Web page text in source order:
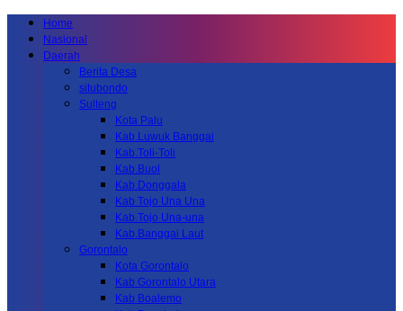
Home
Nasional
Daerah
Berita Desa
situbondo
Sulteng
Kota Palu
Kab.Luwuk Banggai
Kab.Toli-Toli
Kab.Buol
Kab.Donggala
Kab Tojo Una Una
Kab.Tojo Una-una
Kab.Banggai Laut
Gorontalo
Kota Gorontalo
Kab Gorontalo Utara
Kab Boalemo